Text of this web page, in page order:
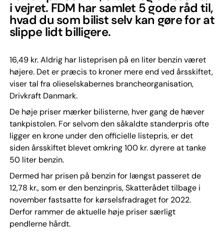
i vejret. FDM har samlet 5 gode råd til,
hvad du som bilist selv kan gøre for at
slippe lidt billigere.
16,49 kr. Aldrig har listeprisen på en liter benzin været
højere. Det er præcis to kroner mere end ved årsskiftet,
viser tal fra olieselskabernes brancheorganisation,
Drivkraft Danmark.
De høje priser mærker bilisterne, hver gang de hæver
tankpistolen. For selvom den såkaldte standerpris ofte
ligger en krone under den officielle listepris, er det
siden årsskiftet blevet omkring 100 kr. dyrere at tanke
50 liter benzin.
Dermed har prisen på benzin for længst passeret de
12,78 kr., som er den benzinpris, Skatterådet tilbage i
november fastsatte for kørselsfradraget for 2022.
Derfor rammer de aktuelle høje priser særligt
pendlerne hårdt.